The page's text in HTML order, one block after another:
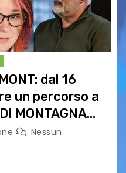
dal 16
un percorso a
MONTAGNA
Nessun